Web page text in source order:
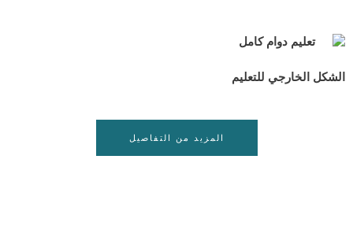
تعليم دوام كامل
الشكل الخارجي للتعليم
المزيد من التفاصيل